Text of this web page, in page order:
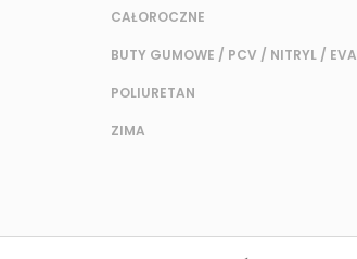
CAŁOROCZNE
BUTY GUMOWE / PCV / NITRYL / EVA
POLIURETAN
ZIMA